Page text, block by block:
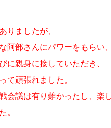
りましたが、
阿部さんにパワーをもらい
に親身に接していただき、
て頑張れました。
会議は有り難かったし、楽
。